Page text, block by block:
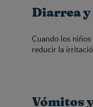
Diarrea
Cuando los
reducir la
Vómitos